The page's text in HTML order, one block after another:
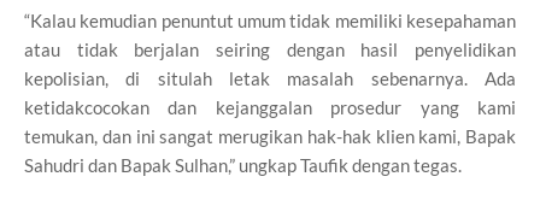
“Kalau kemudian penuntut umum tidak memiliki kesepahaman
atau tidak berjalan seiring dengan hasil penyelidikan
kepolisian, di situlah letak masalah sebenarnya. Ada
ketidakcocokan dan kejanggalan prosedur yang kami
temukan, dan ini sangat merugikan hak-hak klien kami, Bapak
Sahudri dan Bapak Sulhan,” ungkap Taufik dengan tegas.